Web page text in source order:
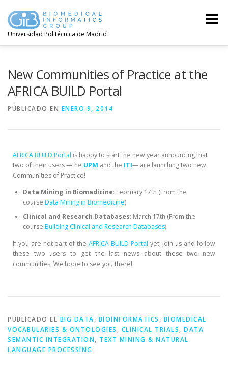
Universidad Politécnica de Madrid
Menú
New Communities of Practice at the
AFRICA BUILD Portal
PÚBLICADO EN ENERO 9, 2014
AFRICA BUILD Portal is happy to start the new year announcing that
two of their users —the UPM and the ITI— are launching two new
Communities of Practice!
Data Mining in Biomedicine: February 17th (From the
course Data Mining in Biomedicine)
Clinical and Research Databases: March 17th (From the
course Building Clinical and Research Databases)
If you are not part of the AFRICA BUILD Portal yet, join us and follow
these two users to get the last news about these two new
communities. We hope to see you there!
PUBLICADO EL BIG DATA, BIOINFORMATICS , BIOMEDICAL
VOCABULARIES & ONTOLOGIES , CLINICAL TRIALS, DATA
SEMANTIC INTEGRATION, TEXT MINING & NATURAL
LANGUAGE PROCESSING